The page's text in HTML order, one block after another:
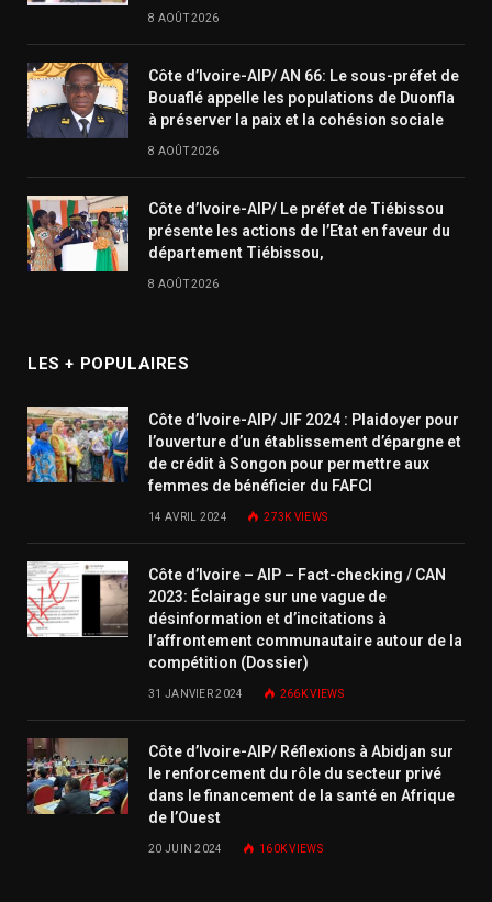
8 AOÛT 2026
Côte d’Ivoire-AIP/ AN 66: Le sous-préfet de
Bouaflé appelle les populations de Duonfla
à préserver la paix et la cohésion sociale
8 AOÛT 2026
Côte d’Ivoire-AIP/ Le préfet de Tiébissou
présente les actions de l’Etat en faveur du
département Tiébissou,
8 AOÛT 2026
LES + POPULAIRES
Côte d’Ivoire-AIP/ JIF 2024 : Plaidoyer pour
l’ouverture d’un établissement d’épargne et
de crédit à Songon pour permettre aux
femmes de bénéficier du FAFCI
14 AVRIL 2024 273K VIEWS
Côte d’Ivoire – AIP – Fact-checking / CAN
2023: Éclairage sur une vague de
désinformation et d’incitations à
l’affrontement communautaire autour de la
compétition (Dossier)
31 JANVIER 2024 266KVIEWS
Côte d’Ivoire-AIP/ Réflexions à Abidjan sur
le renforcement du rôle du secteur privé
dans le financement de la santé en Afrique
de l’Ouest
20 JUIN 2024 160KVIEWS